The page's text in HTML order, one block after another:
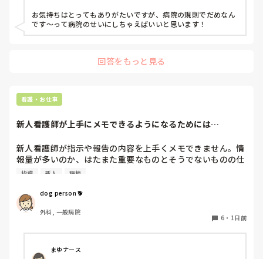
お気持ちはとってもありがたいですが、病院の規則でだめなん
です〜って病院のせいにしちゃえばいいと思います！
回答をもっと見る
看護・お仕事
新人看護師が上手にメモできるようになるためには…
新人看護師が指示や報告の内容を上手くメモできません。情
報量が多いのか、はたまた重要なものとそうでないものの仕
分けができないのか…  肝心な事柄を逃してしまいます。何
示・報告するよう皆で努力しています。
指導 新人 病棟
dog person 🐕
外科, 一般病院
6 ・ 1日前
まゆナース